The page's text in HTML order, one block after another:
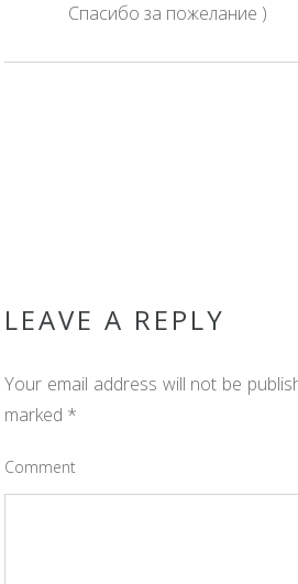
Спасибо за пожелание )
LEAVE A REPLY
Your email address will not be
marked *
Comment